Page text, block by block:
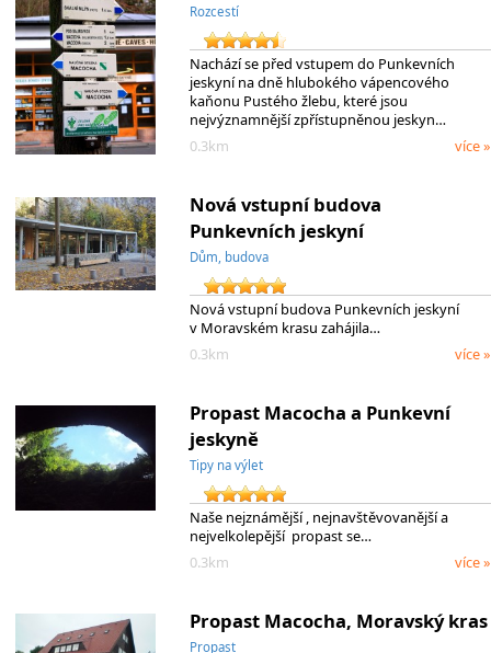
Rozcestí
Nachází se před vstupem do Punkevních
jeskyní na dně hlubokého vápencového
kaňonu Pustého žlebu, které jsou
nejvýznamnější zpřístupněnou jeskyn…
0.3km
více »
Nová vstupní budova
Punkevních jeskyní
Dům, budova
Nová vstupní budova Punkevních jeskyní
v Moravském krasu zahájila…
0.3km
více »
Propast Macocha a Punkevní
jeskyně
Tipy na výlet
Naše nejznámější , nejnavštěvovanější a
nejvelkolepější propast se…
0.3km
více »
Propast Macocha, Moravský kras
Propast